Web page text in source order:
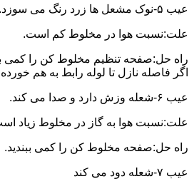
عیب ۵-نوک مشعل ها زرد رنگ می سوزد.
علت:نسبت هوا در مخلوط کم است.
راه حل:صفحه تنظیم مخلوط کن را کمی
اگر فاصله نازل تا لوله رابط به هم خورده
عیب ۶-شعله وزش دارد و صدا می کند.
علت:نسبت هوا به گاز در مخلوط زیاد
راه حل:صفحه مخلوط کن را کمی ببندید.
عیب ۷-شعله دود می کند